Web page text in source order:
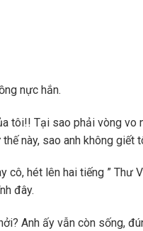
nực hắn.
tôi!! Tại sao phải vòng
này, sao anh không giết
cô, hét lên hai tiếng ” Thư
đây.
Anh ấy vẫn còn sống,